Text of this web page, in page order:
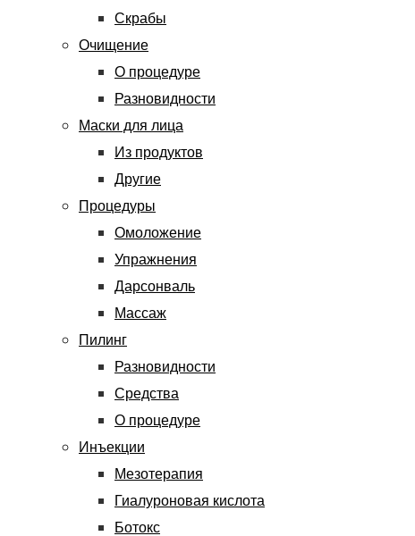
Скрабы
Очищение
О процедуре
Разновидности
Маски для лица
Из продуктов
Другие
Процедуры
Омоложение
Упражнения
Дарсонваль
Массаж
Пилинг
Разновидности
Средства
О процедуре
Инъекции
Мезотерапия
Гиалуроновая кислота
Ботокс